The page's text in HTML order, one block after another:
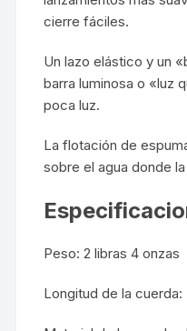
cierre fáciles.
Un lazo elástico y un
barra luminosa o «luz
poca luz.
La flotación de
sobre el agua donde
Peso: 2 libras 4 onzas
Longitud de la cuerda: